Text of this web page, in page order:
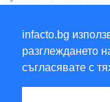
infacto.bg
разглеждането
съгласявате с
сирия,ООН,Един